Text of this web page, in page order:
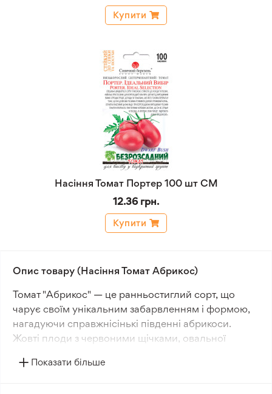
Купити
Насіння Томат Портер 100 шт СМ
12.36 грн.
Купити
Опис товару (Насіння Томат Абрикос)
Томат "Абрикос" — це ранньостиглий сорт, що
чарує своїм унікальним забарвленням і формою,
нагадуючи справжнісінькі південні абрикоси.
Жовті плоди з червоними щічками, овальної
грядках майже одночасно з тепличними
Показати більше